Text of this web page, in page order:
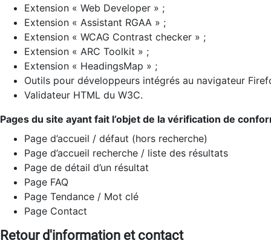
Extension « Web Developer » ;
Extension « Assistant RGAA » ;
Extension « WCAG Contrast checker » ;
Extension « ARC Toolkit » ;
Extension « HeadingsMap » ;
Outils pour développeurs intégrés au navigateur
Validateur HTML du W3C.
Pages du site ayant fait l’objet de la vérification de
Page d’accueil / défaut (hors recherche)
Page d’accueil recherche / liste des résultats
Page de détail d’un résultat
Page FAQ
Page Tendance / Mot clé
Page Contact
Retour d'information et contact